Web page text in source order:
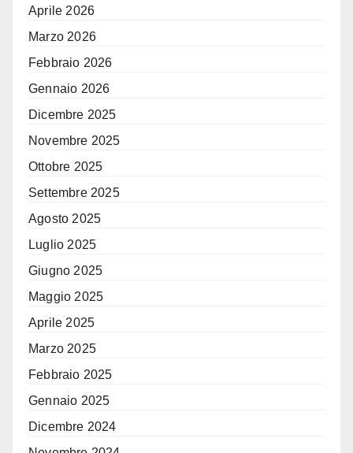
Aprile 2026
Marzo 2026
Febbraio 2026
Gennaio 2026
Dicembre 2025
Novembre 2025
Ottobre 2025
Settembre 2025
Agosto 2025
Luglio 2025
Giugno 2025
Maggio 2025
Aprile 2025
Marzo 2025
Febbraio 2025
Gennaio 2025
Dicembre 2024